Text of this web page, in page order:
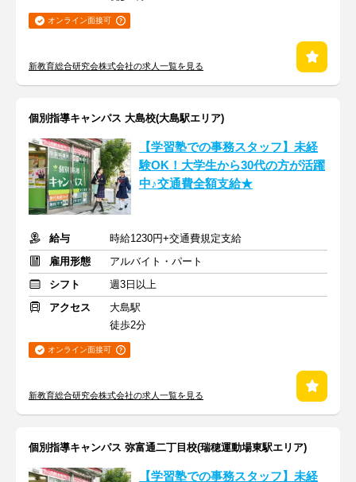
オンライン面接可
新教育総合研究会株式会社の求人一覧を見る
個別指導キャンパス 大島校(大島駅エリア)
【学習塾での事務スタッフ】未経
験OK！大学生から30代の方が活躍
中♪交通費全額支給★
給与
時給1230円+交通費規定支給
雇用形態
アルバイト・パート
シフト
週3日以上
アクセス
大島駅
徒歩2分
オンライン面接可
新教育総合研究会株式会社の求人一覧を見る
個別指導キャンパス 弥富通二丁目校(瑞穂運動場東駅エリア)
【学習塾での事務スタッフ】未経